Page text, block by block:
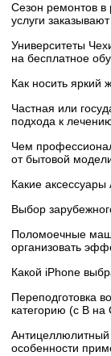
Сезон ремонтов в
услуги
Университеты
на бесплатное
Как носить яркий
Частная или
подхода к
Чем
от бытовой
Какие
Выбор
Поломоечные
организовать
Какой iPhone
Переподготовка
категорию (с B на
особенности